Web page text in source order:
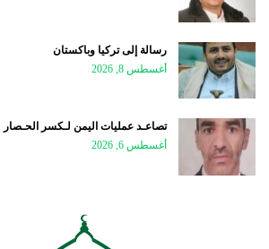
رسالة إلى تركيا وباكستان
أغسطس 8, 2026
تصاعـد عمليات اليمن لـكسر الحـصار
أغسطس 6, 2026